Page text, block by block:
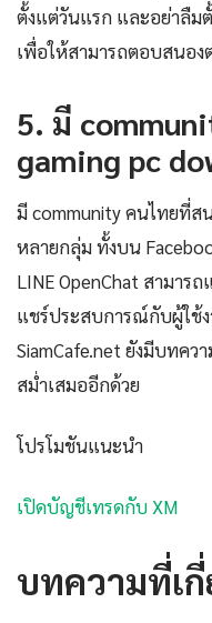
ตั้งแต่วันแรก และอย่าลืม
เพื่อให้สามารถตอบสนอ
5. มี
gaming pc
มี community คนไทยที่สน
หลายกลุ่ม ทั้งบน
LINE OpenChat สามาร
แชร์ประสบการณ์กับผู้ใช้
SiamCafe.net ยังมีบทคว
สม่ำเสมออีกด้วย
โปรโมชันแนะนำ
เปิดบัญชีเทรดกับ XM
บทความที่เ